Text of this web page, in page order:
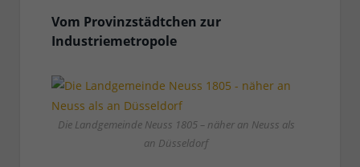
Vom Provinzstädtchen zur
Industriemetropole
Die Landgemeinde Neuss 1805 – näher an Neuss als
an Düsseldorf